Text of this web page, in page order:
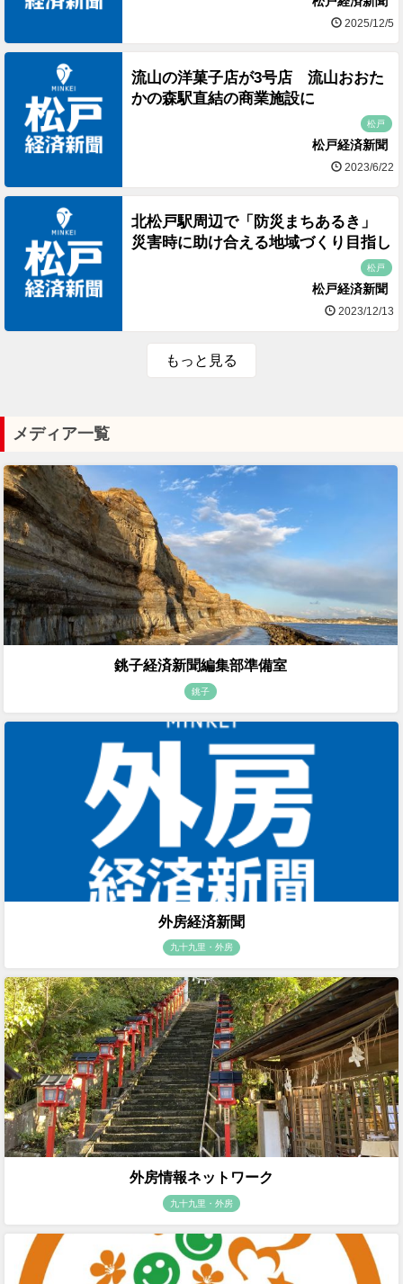
2025/12/5
流山の洋菓子店が3号店 流山おおた
かの森駅直結の商業施設に
松戸
松戸経済新聞
2023/6/22
北松戸駅周辺で「防災まちあるき」
災害時に助け合える地域づくり目指し
松戸
松戸経済新聞
2023/12/13
もっと見る
メディア一覧
銚子経済新聞編集部準備室
銚子
外房経済新聞
九十九里・外房
外房情報ネットワーク
九十九里・外房